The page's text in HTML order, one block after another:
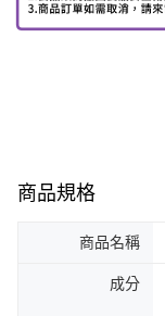
商品規格
商品名稱
成分